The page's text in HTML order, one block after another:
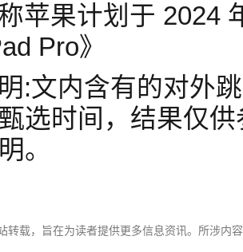
称苹果计划于 2024
Pro》
:文内含有的对外
选时间，结果仅
。
转载，旨在为读者提供更多信息资讯。所涉内